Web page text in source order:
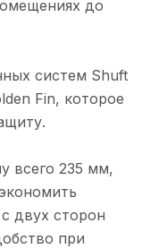
до
систем Shuft
Fin, которое
всего 235 мм,
двух сторон
при